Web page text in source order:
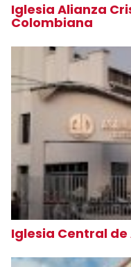
Iglesia Alianza
Colombiana
Iglesia Central de